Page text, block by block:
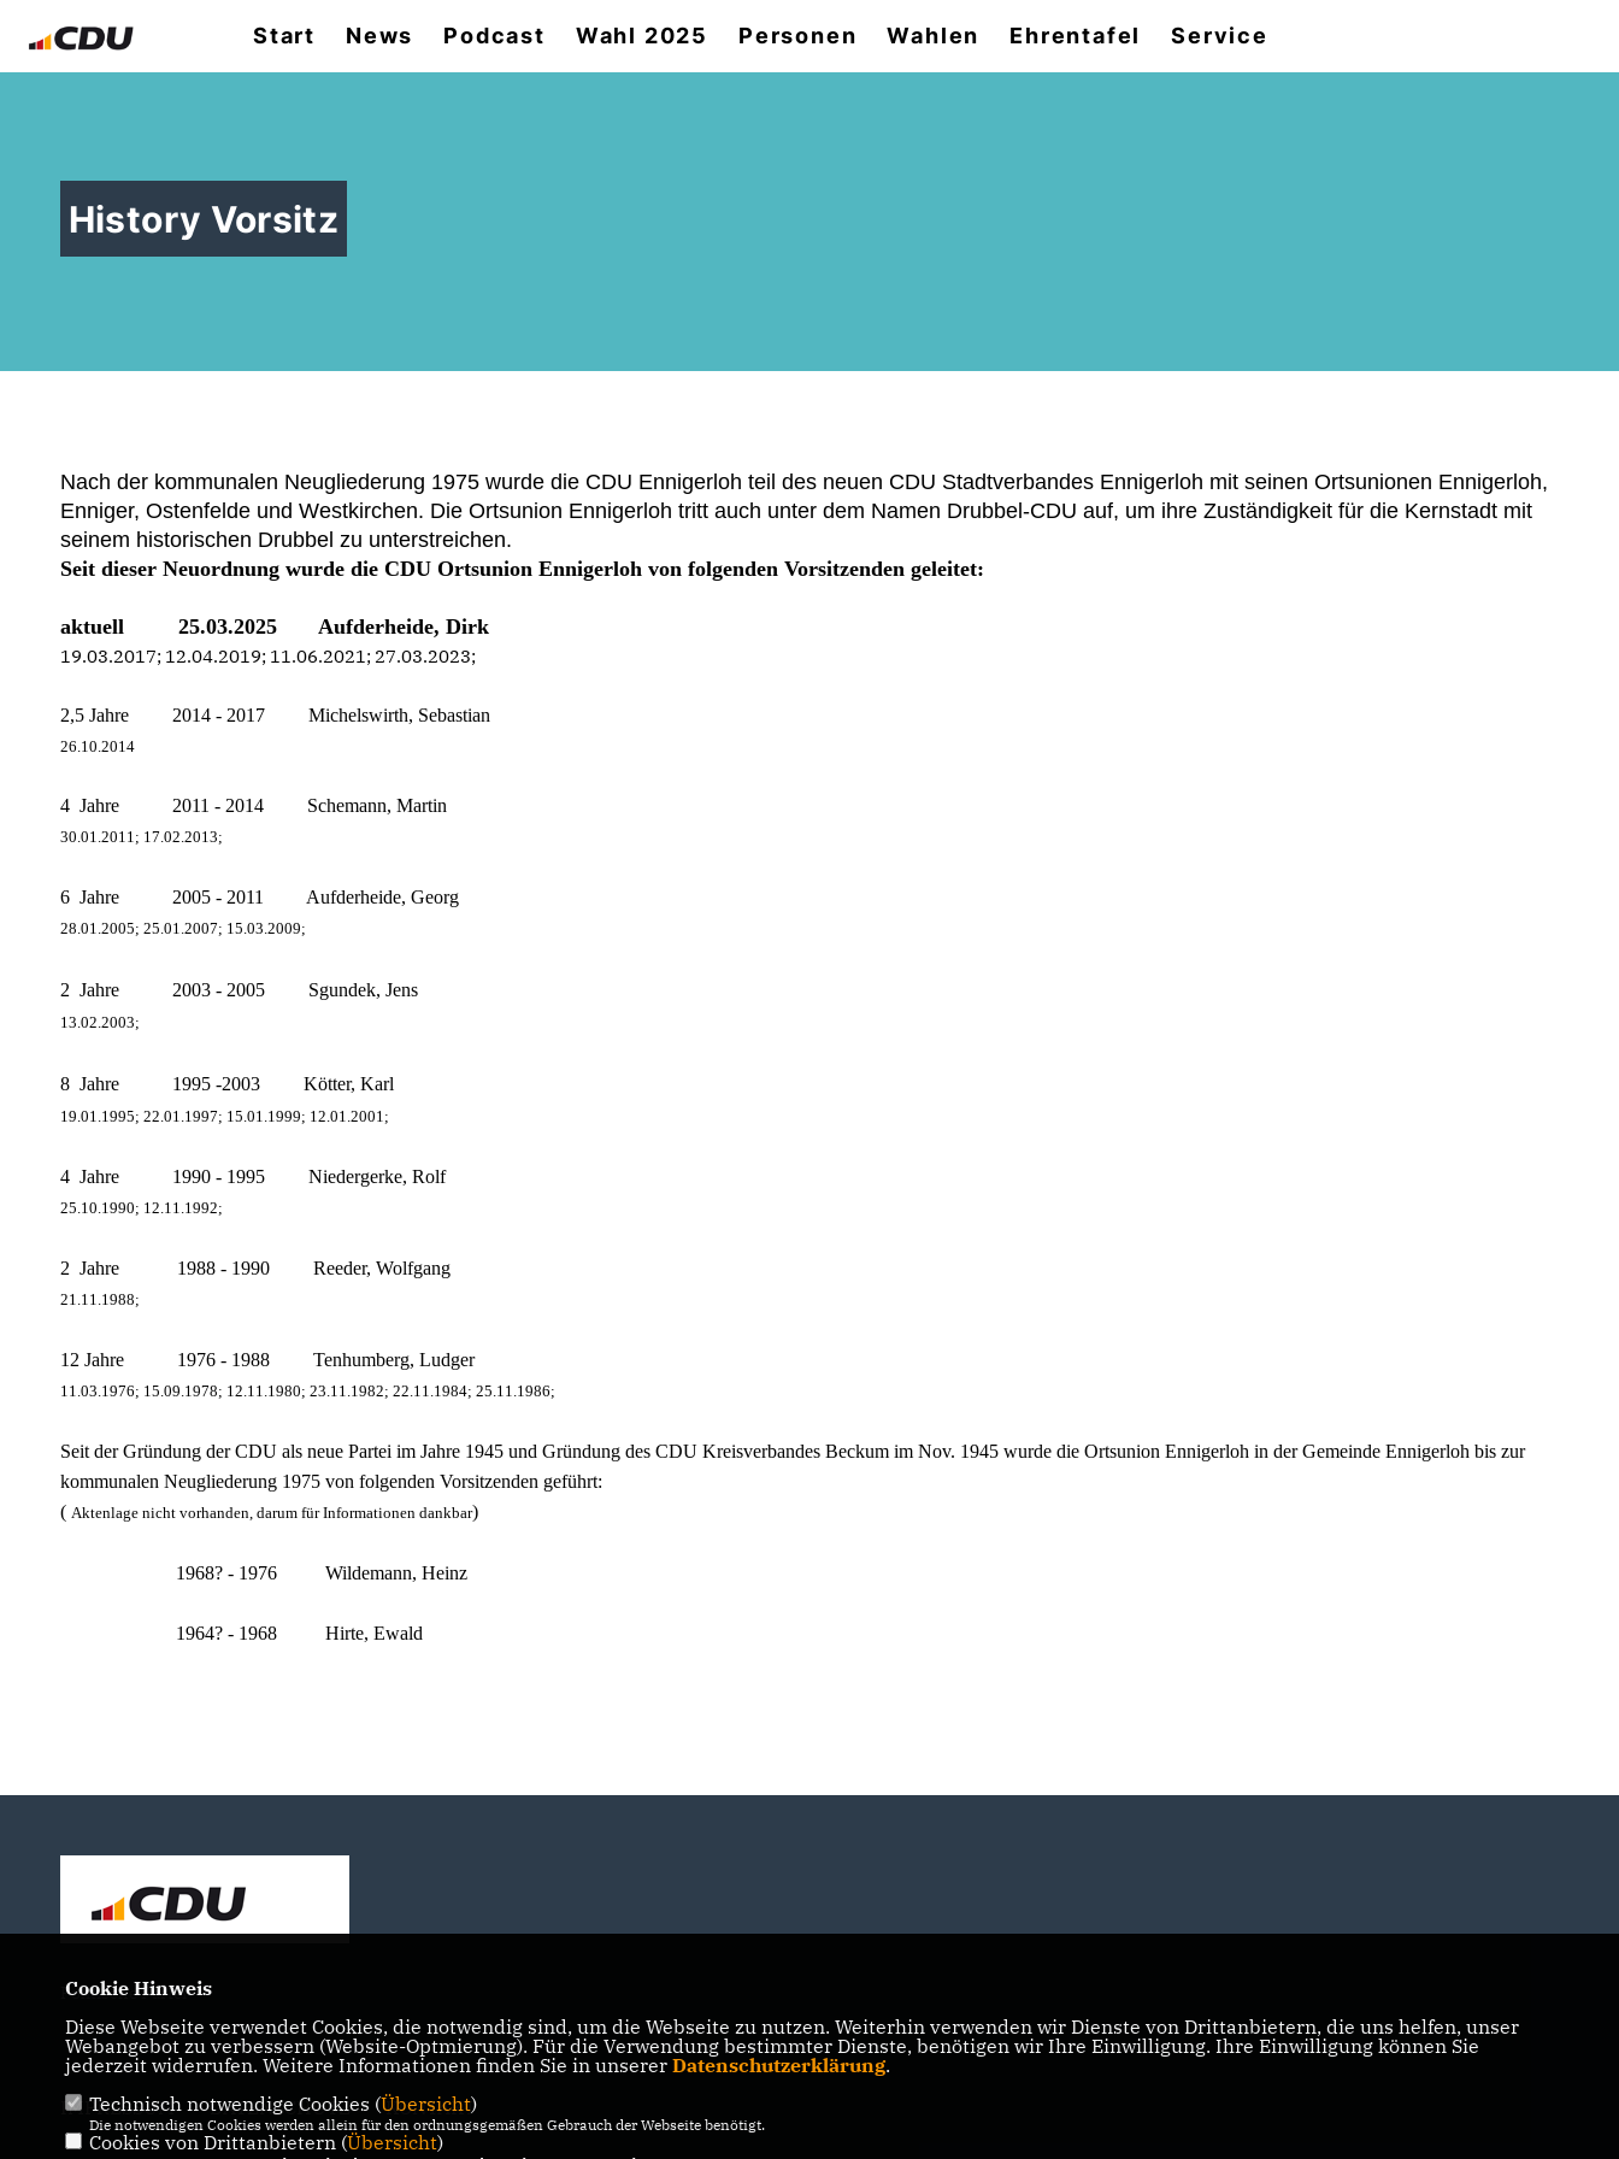
Start News Podcast Wahl 2025 Personen Wahlen Ehrentafel Service
History Vorsitz
Nach der kommunalen Neugliederung 1975 wurde die CDU Ennigerloh teil des neuen CDU Stadtverbandes Ennigerloh mit seinen Ortsunionen Ennigerloh,
Enniger, Ostenfelde und Westkirchen. Die Ortsunion Ennigerloh tritt auch unter dem Namen Drubbel-CDU auf, um ihre Zuständigkeit für die Kernstadt mit
seinem historischen Drubbel zu unterstreichen.
Seit dieser Neuordnung wurde die CDU Ortsunion Ennigerloh von folgenden Vorsitzenden geleitet:
aktuell 25.03.2025 Aufderheide, Dirk
19.03.2017; 12.04.2019; 11.06.2021; 27.03.2023;
2,5 Jahre 2014 - 2017 Michelswirth, Sebastian
26.10.2014
4 Jahre 2011 - 2014 Schemann, Martin
30.01.2011; 17.02.2013;
6 Jahre 2005 - 2011 Aufderheide, Georg
28.01.2005; 25.01.2007; 15.03.2009;
2 Jahre 2003 - 2005 Sgundek, Jens
13.02.2003;
8 Jahre 1995 -2003 Kötter, Karl
19.01.1995; 22.01.1997; 15.01.1999; 12.01.2001;
4 Jahre 1990 - 1995 Niedergerke, Rolf
25.10.1990; 12.11.1992;
2 Jahre 1988 - 1990 Reeder, Wolfgang
21.11.1988;
12 Jahre 1976 - 1988 Tenhumberg, Ludger
11.03.1976; 15.09.1978; 12.11.1980; 23.11.1982; 22.11.1984; 25.11.1986;
Seit der Gründung der CDU als neue Partei im Jahre 1945 und Gründung des CDU Kreisverbandes Beckum im Nov. 1945 wurde die Ortsunion Ennigerloh in der Gemeinde Ennigerloh bis zur
kommunalen Neugliederung 1975 von folgenden Vorsitzenden geführt:
( Aktenlage nicht vorhanden, darum für Informationen dankbar)
1968? - 1976 Wildemann, Heinz
1964? - 1968 Hirte, Ewald
Politische Partei
IMPRESSUM DATENSCHUTZ KONTAKT
Cookie Hinweis
Diese Webseite verwendet Cookies, die notwendig sind, um die Webseite zu nutzen. Weiterhin verwenden wir Dienste von Drittanbietern, die uns helfen, unser
Webangebot zu verbessern (Website-Optmierung). Für die Verwendung bestimmter Dienste, benötigen wir Ihre Einwilligung. Ihre Einwilligung können Sie
jederzeit widerrufen. Weitere Informationen finden Sie in unserer Datenschutzerklärung.
Technisch notwendige Cookies (Übersicht)
Die notwendigen Cookies werden allein für den ordnungsgemäßen Gebrauch der Webseite benötigt.
Cookies von Drittanbietern (Übersicht)